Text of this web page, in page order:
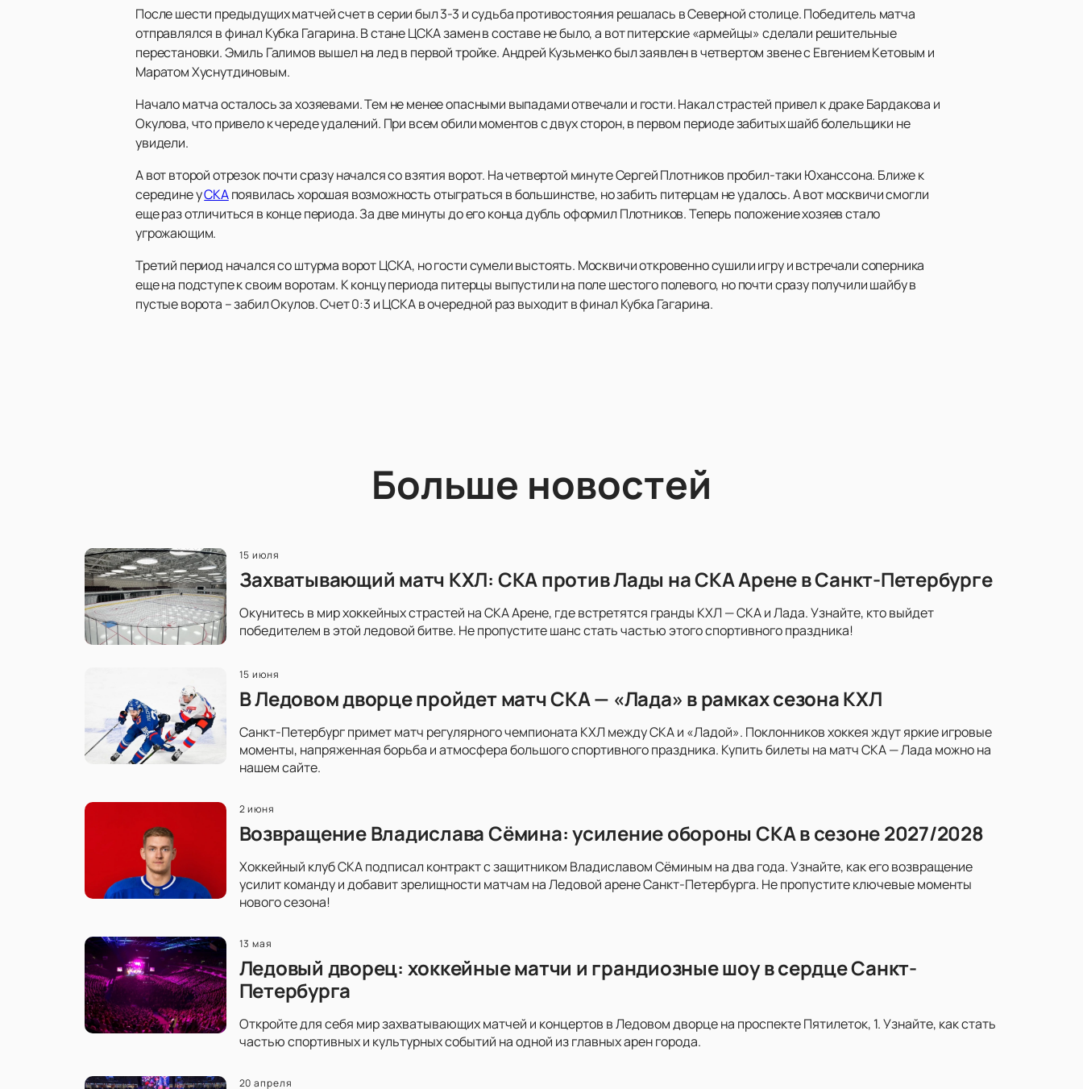
После шести предыдущих матчей счет в серии был 3-3 и судьба противостояния решалась в Северной столице. Победитель матча
отправлялся в финал Кубка Гагарина. В стане ЦСКА замен в составе не было, а вот питерские «армейцы» сделали решительные
перестановки. Эмиль Галимов вышел на лед в первой тройке. Андрей Кузьменко был заявлен в четвертом звене с Евгением Кетовым и
Маратом Хуснутдиновым.
Начало матча осталось за хозяевами. Тем не менее опасными выпадами отвечали и гости. Накал страстей привел к драке Бардакова и
Окулова, что привело к череде удалений. При всем обили моментов с двух сторон, в первом периоде забитых шайб болельщики не
увидели.
А вот второй отрезок почти сразу начался со взятия ворот. На четвертой минуте Сергей Плотников пробил-таки Юханссона. Ближе к
середине уСКАпоявилась хорошая возможность отыграться в большинстве, но забить питерцам не удалось. А вот москвичи смогли
еще раз отличиться в конце периода. За две минуты до его конца дубль оформил Плотников. Теперь положение хозяев стало
угрожающим.
Третий период начался со штурма ворот ЦСКА, но гости сумели выстоять. Москвичи откровенно сушили игру и встречали соперника
еще на подступе к своим воротам. К концу периода питерцы выпустили на поле шестого полевого, но почти сразу получили шайбу в
пустые ворота – забил Окулов. Счет 0:3 и ЦСКА в очередной раз выходит в финал Кубка Гагарина.
Больше новостей
15 июля
Захватывающий матч КХЛ: СКА против Лады на СКА Арене в Санкт-Петербурге
Окунитесь в мир хоккейных страстей на СКА Арене, где встретятся гранды КХЛ — СКА и Лада. Узнайте, кто выйдет
победителем в этой ледовой битве. Не пропустите шанс стать частью этого спортивного праздника!
15 июня
В Ледовом дворце пройдет матч СКА — «Лада» в рамках сезона КХЛ
Санкт-Петербург примет матч регулярного чемпионата КХЛ между СКА и «Ладой». Поклонников хоккея ждут яркие игровые
моменты, напряженная борьба и атмосфера большого спортивного праздника. Купить билеты на матч СКА — Лада можно на
нашем сайте.
2 июня
Возвращение Владислава Сёмина: усиление обороны СКА в сезоне 2027/2028
Хоккейный клуб СКА подписал контракт с защитником Владиславом Сёминым на два года. Узнайте, как его возвращение
усилит команду и добавит зрелищности матчам на Ледовой арене Санкт-Петербурга. Не пропустите ключевые моменты
нового сезона!
13 мая
Ледовый дворец: хоккейные матчи и грандиозные шоу в сердце Санкт-
Петербурга
Откройте для себя мир захватывающих матчей и концертов в Ледовом дворце на проспекте Пятилеток, 1. Узнайте, как стать
частью спортивных и культурных событий на одной из главных арен города.
20 апреля